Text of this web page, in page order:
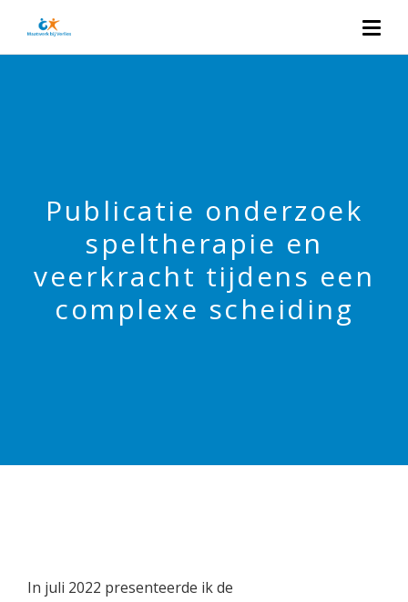
Publicatie onderzoek
speltherapie en
veerkracht tijdens een
complexe scheiding
In juli 2022 presenteerde ik de